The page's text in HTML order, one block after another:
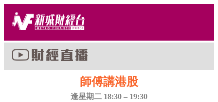
師傅講港股
逢星期二 18:30 – 19:30